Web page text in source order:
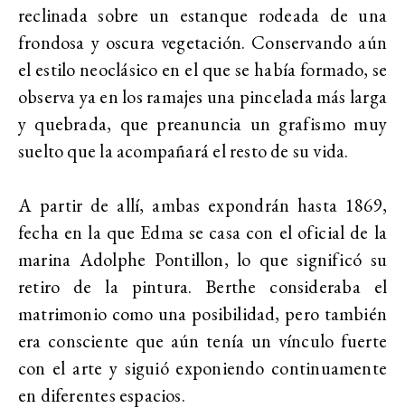
reclinada sobre un estanque rodeada de una
frondosa y oscura vegetación. Conservando aún
el estilo neoclásico en el que se había formado, se
observa ya en los ramajes una pincelada más larga
y quebrada, que preanuncia un grafismo muy
suelto que la acompañará el resto de su vida.
A partir de allí, ambas expondrán hasta 1869,
fecha en la que Edma se casa con el oficial de la
marina Adolphe Pontillon, lo que significó su
retiro de la pintura. Berthe consideraba el
matrimonio como una posibilidad, pero también
era consciente que aún tenía un vínculo fuerte
con el arte y siguió exponiendo continuamente
en diferentes espacios.